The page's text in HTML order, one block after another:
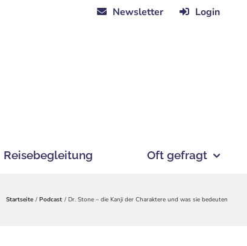
Newsletter Login
Reisebegleitung Oft gefragt
Startseite Podcast Dr. Stone – die Kanji der Charaktere und was sie bedeuten